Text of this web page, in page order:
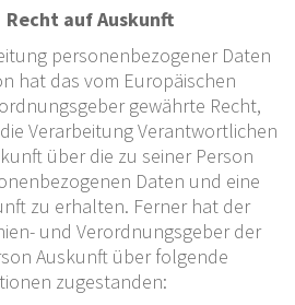
auf Auskunft
personenbezogener Daten
hat das vom Europäischen
gewährte Recht,
Verarbeitung Verantwortlichen
über die zu seiner Person
Daten und eine
zu erhalten. Ferner hat der
und Verordnungsgeber der
Auskunft über folgende
zugestanden: